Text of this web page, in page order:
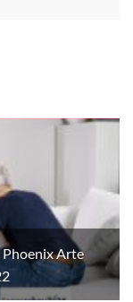
Phoenix Arte